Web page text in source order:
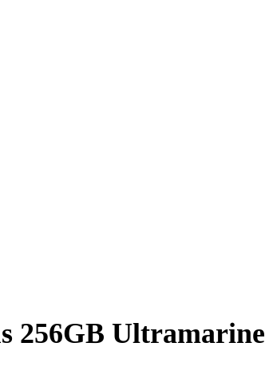
256GB Ultramarine